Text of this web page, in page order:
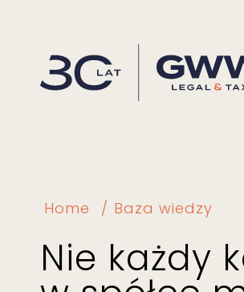
Home Baza wiedzy
Nie każdy